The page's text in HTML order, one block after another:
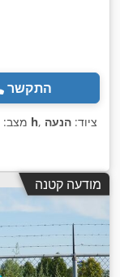
התקשר
מצב: 9,564 h , ציוד: הנעה
מודעה קטנה